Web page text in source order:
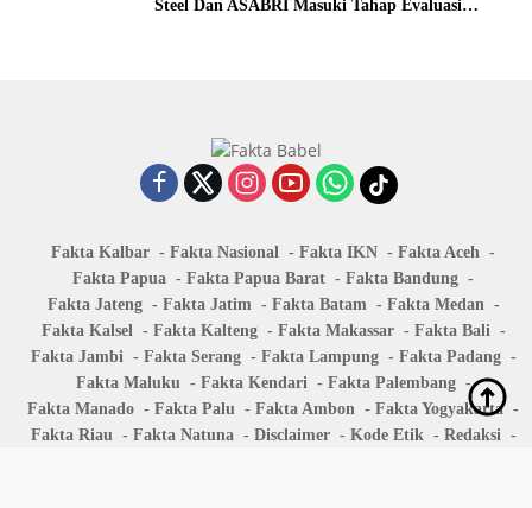
Steel Dan ASABRI Masuki Tahap Evaluasi
Fakta Kalbar Fakta Nasional Fakta IKN
Fakta Aceh
Fakta Papua
Fakta Papua Barat
Fakta Bandung
Fakta Jateng
Fakta Jatim Fakta Batam
Fakta Medan
Fakta Kalsel
Fakta Kalteng Fakta Makassar
Fakta Bali
Fakta Jambi
Fakta Serang Fakta Lampung
Fakta Padang
Fakta Maluku
Fakta Kendari
Fakta Palembang
Fakta Manado
Fakta Palu Fakta Ambon
Fakta Yogyakarta
Fakta Riau
Fakta Natuna Disclaimer Kode Etik
Redaksi